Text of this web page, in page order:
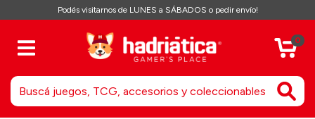
Podés visitarnos de LUNES a SÁBADOS o pedir envío!
0